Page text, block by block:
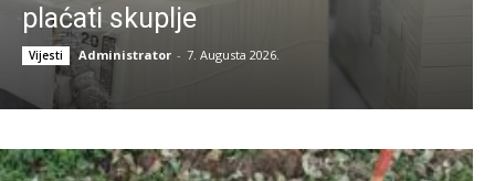
plaćati skuplje
Vijesti Administrator - 7. Augusta 2026.